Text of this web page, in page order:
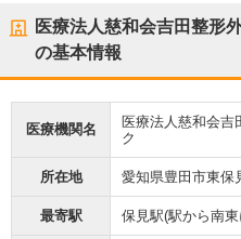
医療法人慈和会吉田整形
の基本情報
医療機関名
医療法人慈和会吉
ク
所在地 愛知県豊田市東保
最寄駅 保見駅(駅から南